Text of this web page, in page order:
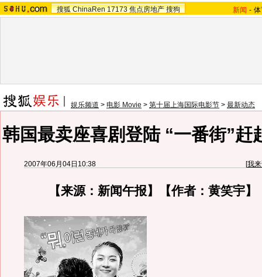
搜狐 ChinaRen 17173 焦点房地产 搜狗 新闻 -
娱乐频道 > 电影 Movie > 第十届上海国际电影节 > 最新动态
韩国最卖座喜剧登陆 “一番街”赶
2007年06月04日10:38 [我
【来源：新闻午报】【作者：黄笑宇】